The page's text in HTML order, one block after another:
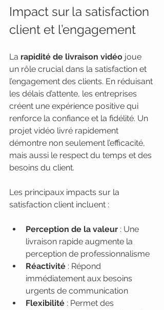
Impact sur la satisfaction
client et l’engagement
La rapidité de livraison vidéo joue
un rôle crucial dans la satisfaction et
l’engagement des clients. En réduisant
les délais d’attente, les entreprises
créent une expérience positive qui
renforce la confiance et la fidélité. Un
projet vidéo livré rapidement
démontre non seulement l’efficacité,
mais aussi le respect du temps et des
besoins du client.
Les principaux impacts sur la
satisfaction client incluent :
Perception de la valeur : Une
livraison rapide augmente la
perception de professionnalisme
Réactivité : Répond
immédiatement aux besoins
urgents de communication
Flexibilité : Permet des